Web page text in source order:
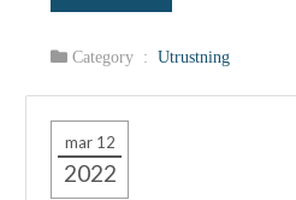
Category : Utrustning
mar 12
2022